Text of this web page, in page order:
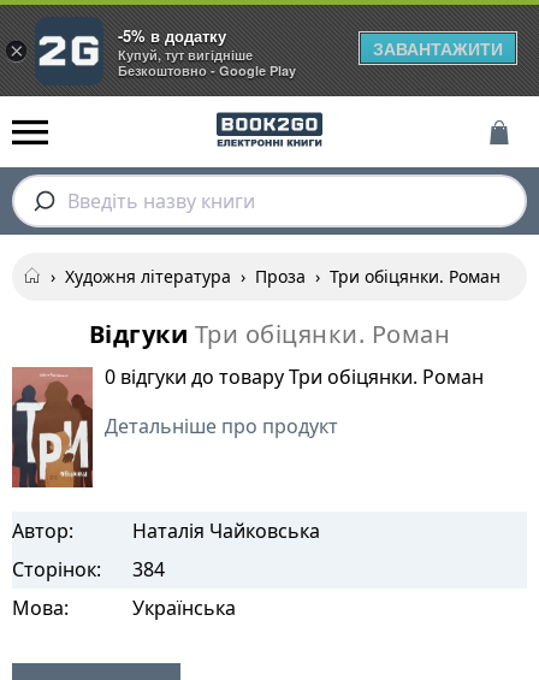
Введіть назву книги
› Художня література › Проза › Три обіцянки. Роман
Відгуки Три обіцянки. Роман
0 відгуки до товару Три обіцянки. Роман
Детальніше про продукт
Автор:
Наталія Чайковська
Сторінок:
384
Мова:
Українська
×
-5% в додатку
Купуй, тут вигідніше
Безкоштовно - Google Play
ЗАВАНТАЖИТИ